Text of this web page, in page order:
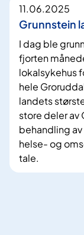
11.06.2025
Grunnstein
I dag ble
fjorten
lokalsykehus
hele
landets
store deler av
behandling
helse- og
tale.